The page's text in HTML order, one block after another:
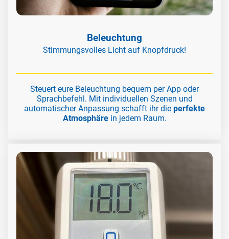
Beleuchtung
Stimmungsvolles Licht auf Knopfdruck!
Steuert eure Beleuchtung bequem per App oder
Sprachbefehl. Mit individuellen Szenen und
automatischer Anpassung schafft ihr die perfekte
Atmosphärein jedem Raum.